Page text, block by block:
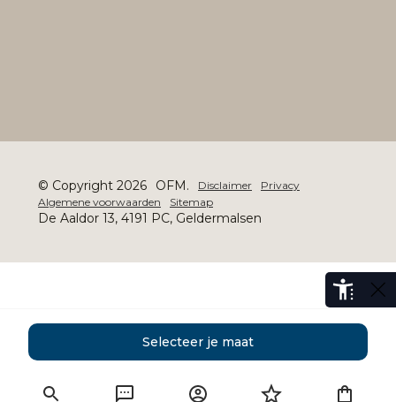
Selecteer je maat
© Copyright 2026 OFM. Disclaimer
Privacy
Algemene voorwaarden
Sitemap
De Aaldor 13, 4191 PC, Geldermalsen